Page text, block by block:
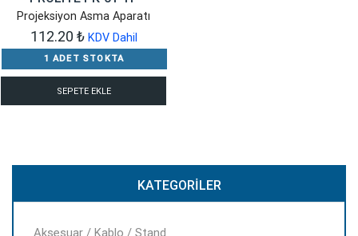
Projeksiyon Asma Aparatı
112.20 ₺ KDV Dahil
1 ADET STOKTA
SEPETE EKLE
KATEGORILER
Aksesuar / Kablo / Stand